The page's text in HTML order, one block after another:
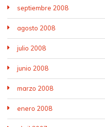
septiembre 2008
agosto 2008
julio 2008
junio 2008
marzo 2008
enero 2008